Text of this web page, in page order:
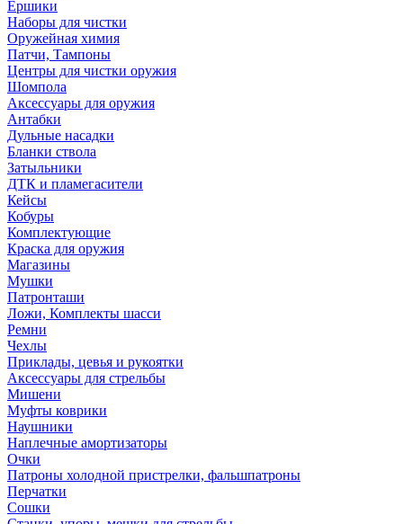
Ёршики
Наборы для чистки
Оружейная химия
Патчи, Тампоны
Центры для чистки оружия
Шомпола
Аксессуары для оружия
Антабки
Дульные насадки
Бланки ствола
Затыльники
ДТК и пламегасители
Кейсы
Кобуры
Комплектующие
Краска для оружия
Магазины
Мушки
Патронташи
Ложи, Комплекты шасси
Ремни
Чехлы
Приклады, цевья и рукоятки
Аксессуары для стрельбы
Мишени
Муфты коврики
Наушники
Наплечные амортизаторы
Очки
Патроны холодной пристрелки, фальшпатроны
Перчатки
Сошки